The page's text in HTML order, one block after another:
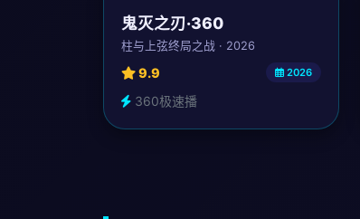
鬼灭之刃·360
柱与上弦终局之战 · 2026
9.9 2026
360极速播